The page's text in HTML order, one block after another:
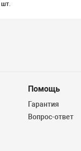
шт.
Помощь
Гарантия
Вопрос-ответ